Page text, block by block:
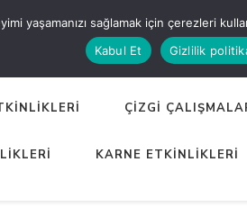
ÇİZGİ
KARNE ETKİNLİKLERİ
yaşamanızı sağlamak için çerezleri
Kabul Et
Gizlilik